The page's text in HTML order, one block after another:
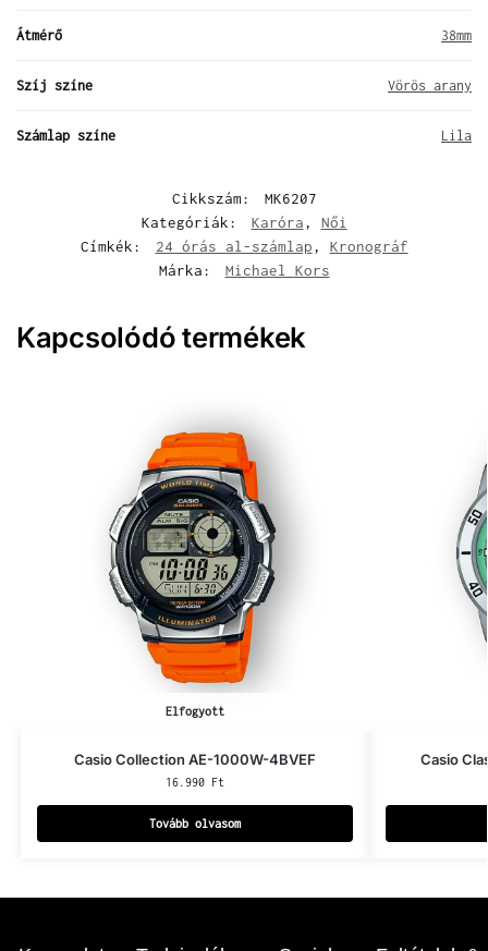
Átmérő 38mm
Szíj színe Vörös arany
Számlap színe Lila
Cikkszám:
MK6207
Kategóriák:
Karóra, Női
Címkék:
24 órás al-számlap, Kronográf
Márka:
Michael Kors
Kapcsolódó termékek
Elfogyott
Casio Collection AE-1000W-4BVEF
16.990 Ft
Tovább olvasom
Casio